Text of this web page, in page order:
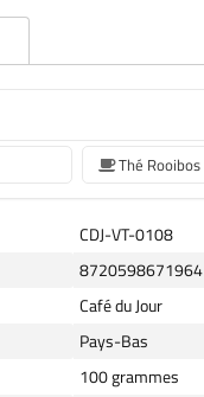
Thé Rooibos
CDJ-VT-0108
8720598671964
Café du Jour
Pays-Bas
100 grammes